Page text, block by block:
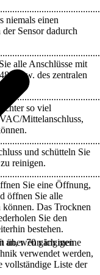
niemals einen
Sensor dadurch
alle Anschlüsse mit
bzw. des zentralen
so viel
Mittelanschluss,
und schütteln Sie
reinigen.
Sie eine Öffnung,
öffnen Sie alle
können. Das Trocknen
Sie den
bestehen.
über 70 gängigen
verwendet werden,
vollständige Liste der
an, wenn ich meine